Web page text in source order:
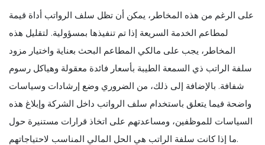
على الرغم من هذه المخاطر، يمكن أن تظل سلف الرواتب أداة قيمة
لمطاعم الخدمة السريعة إذا تم تنفيذها بمسؤولية. لتقليل هذه
المخاطر، يجب على مالكي المطاعم البحث بعناية واختيار مزود
سلفة الراتب ذي السمعة الطيبة بأسعار فائدة معقولة وهياكل رسوم
شفافة. بالإضافة إلى ذلك، من الضروري وضع إرشادات وسياسات
واضحة فيما يتعلق باستخدام سلف الرواتب داخل الشركة وإبلاغ هذه
السياسات للموظفين، ومساعدتهم على اتخاذ قرارات مستنيرة حول
ما إذا كانت سلفة الراتب هي الحل المالي المناسب لاحتياجاتهم.